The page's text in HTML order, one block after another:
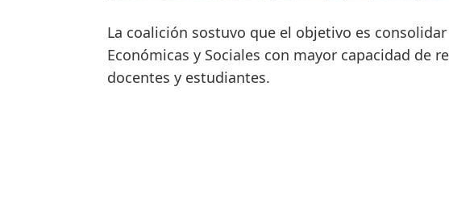
La coalición sostuvo que el objetivo es
Económicas y Sociales con mayor capacidad de
docentes y estudiantes.